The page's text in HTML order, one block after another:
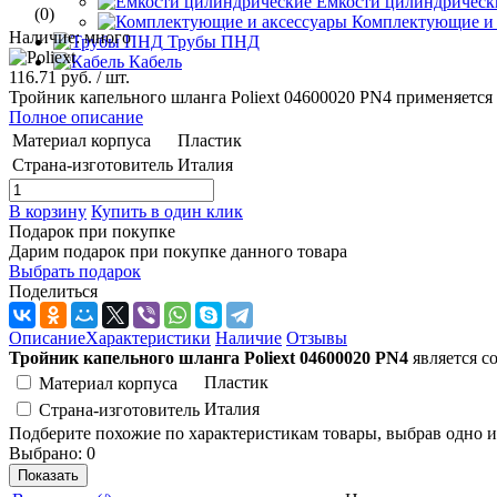
Комплектующие и
Трубы ПНД
Кабель
(0)
Наличие: много
116.71 руб. / шт.
Тройник капельного шланга Poliext 04600020 PN4
Полное описание
Материал корпуса
Пластик
Страна-изготовитель Италия
В корзину Купить в один клик
Подарок при покупке
Дарим подарок при покупке данного товара
Выбрать подарок
Поделиться
ОписаниеХарактеристики Наличие Отзывы
Тройник капельного шланга Poliext 04600020 PN4 является
Материал корпуса
Пластик
Страна-изготовитель Италия
Подберите похожие по характеристикам товары, выбрав одно
Выбрано: 0
Показать